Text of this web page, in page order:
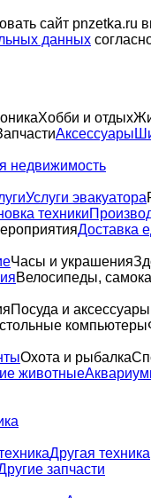
сайт pnzetka.ru
данных
Хобби и отдых
Аксессуары
недвижимость
Услуги эвакуатора
техники
Доставка
Часы и украшения
Велосипеды,
Посуда и
компьютеры
Охота и рыбалка
животные
Другая техника
запчасти